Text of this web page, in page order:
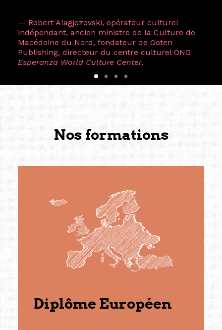
— Robert Alagjozovski, opérateur culturel
indépendant, ancien ministre de la Culture de
Macédoine du Nord, fondateur de Goten
Publishing, directeur du centre culturel ONG
Esperanza World Culture Center.
Nos formations
Diplôme Européen